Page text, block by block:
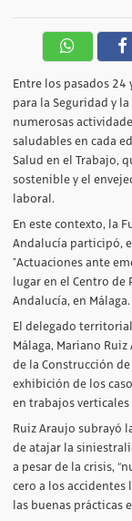
Entre los pasados 24
para la Seguridad y
numerosas
saludables en cada
Salud en el Trabajo,
sostenible y el
laboral.
En este contexto, la
Andalucía participó,
"Actuaciones ante
lugar en el Centro de
Andalucía, en Málaga.
El delegado
Málaga, Mariano
de la Construcción
exhibición de los
en trabajos
Ruiz Araujo subrayó
de atajar la
a pesar de la crisis,
cero a los accidentes
las buenas prácticas